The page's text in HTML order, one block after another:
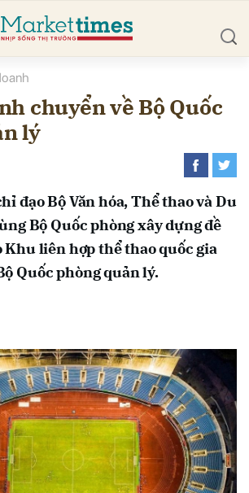
chuyển về Bộ Quốc
lý
đạo Bộ Văn hóa, Thể thao và Du
Bộ Quốc phòng xây dựng đề
Khu liên hợp thể thao quốc gia
Quốc phòng quản lý.
Hủy